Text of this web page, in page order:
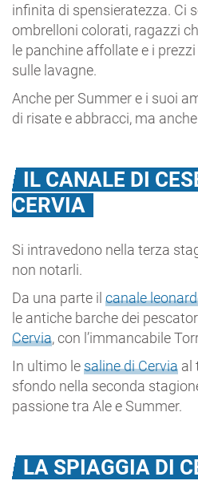
infinita di spensieratezza. Ci
ombrelloni colorati, ragazzi
le panchine affollate e i
sulle lavagne.
Anche per Summer e i suoi
di risate e abbracci, ma
IL CANALE DI
CERVIA
Si intravedono nella terza
non notarli.
Da una parte il canale
le antiche barche dei
Cervia, con l’immancabile
In ultimo lesaline di Cervia al
sfondo nella seconda
passione tra Ale e Summer.
LA SPIAGGIA DI